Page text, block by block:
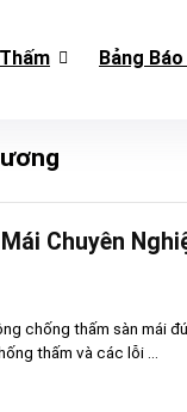
Bảng Báo
Chuyên
chống thấm sàn mái
thấm và các lỗi ...